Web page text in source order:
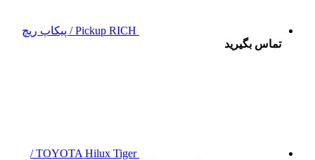
Pickup RICH / پیکاپ ریچ
تماس بگیرید
TOYOTA Hilux Tiger /